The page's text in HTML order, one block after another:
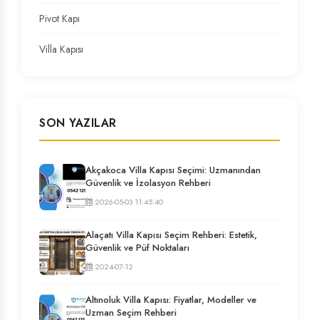
Pivot Kapı
Villa Kapısı
SON YAZILAR
Akçakoca Villa Kapısı Seçimi: Uzmanından
Güvenlik ve İzolasyon Rehberi
2026-05-03 11:45:40
Alaçatı Villa Kapısı Seçim Rehberi: Estetik,
Güvenlik ve Püf Noktaları
2024-07-12
Altınoluk Villa Kapısı: Fiyatlar, Modeller ve
Uzman Seçim Rehberi